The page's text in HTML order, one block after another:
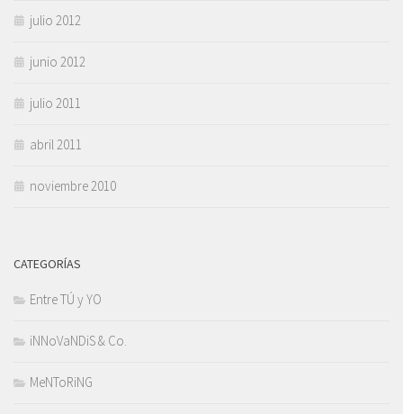
julio 2012
junio 2012
julio 2011
abril 2011
noviembre 2010
CATEGORÍAS
Entre TÚ y YO
iNNoVaNDiS & Co.
MeNToRiNG